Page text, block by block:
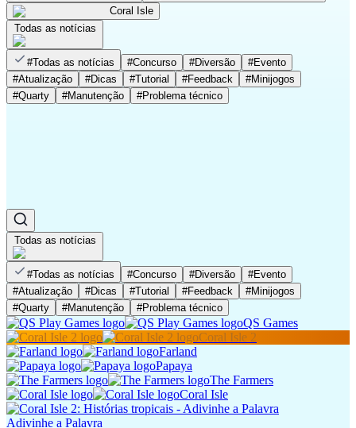
Coral Isle
Todas as notícias
#Todas as notícias #Concurso #Diversão #Evento
#Atualização #Dicas #Tutorial #Feedback #Minijogos
#Quarty #Manutenção #Problema técnico
Todas as notícias
#Todas as notícias #Concurso #Diversão #Evento
#Atualização #Dicas #Tutorial #Feedback #Minijogos
#Quarty #Manutenção #Problema técnico
QS Games
Coral Isle 2
Farland
Papaya
The Farmers
Coral Isle
Adivinhe a Palavra